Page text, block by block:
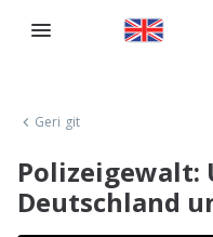
Geri git
Polizeigewalt:
Deutschland